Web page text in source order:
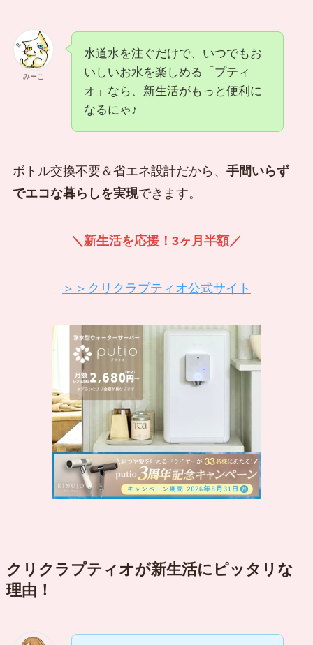
みーこ
水道水を注ぐだけで、いつでもお
いしいお水を楽しめる「プティ
オ」なら、新生活がもっと便利に
なるにゃ♪
ボトル交換不要＆省エネ設計だから、 手間いらず
でエコな暮らしを実現できます。
＼新生活を応援！3ヶ月半額／
＞＞クリクラプティオ公式サイト
クリクラプティオが新生活にピッタリな
理由！